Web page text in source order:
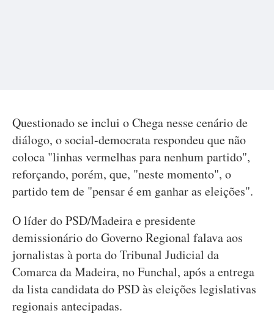
Questionado se inclui o Chega nesse cenário de
diálogo, o social-democrata respondeu que não
coloca "linhas vermelhas para nenhum partido",
reforçando, porém, que, "neste momento", o
partido tem de "pensar é em ganhar as eleições".
O líder do PSD/Madeira e presidente
demissionário do Governo Regional falava aos
jornalistas à porta do Tribunal Judicial da
Comarca da Madeira, no Funchal, após a entrega
da lista candidata do PSD às eleições legislativas
regionais antecipadas.